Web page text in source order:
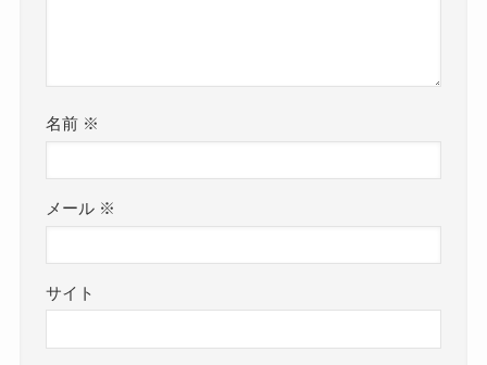
名前 ※
メール ※
サイト